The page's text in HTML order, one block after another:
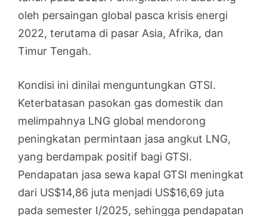
oleh persaingan global pasca krisis energi
2022, terutama di pasar Asia, Afrika, dan
Timur Tengah.
Kondisi ini dinilai menguntungkan GTSI.
Keterbatasan pasokan gas domestik dan
melimpahnya LNG global mendorong
peningkatan permintaan jasa angkut LNG,
yang berdampak positif bagi GTSI.
Pendapatan jasa sewa kapal GTSI meningkat
dari US$14,86 juta menjadi US$16,69 juta
pada semester I/2025, sehingga pendapatan